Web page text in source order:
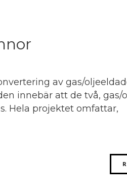
av gas/
innebär att de två, gas/
Hela projektet omfattar,